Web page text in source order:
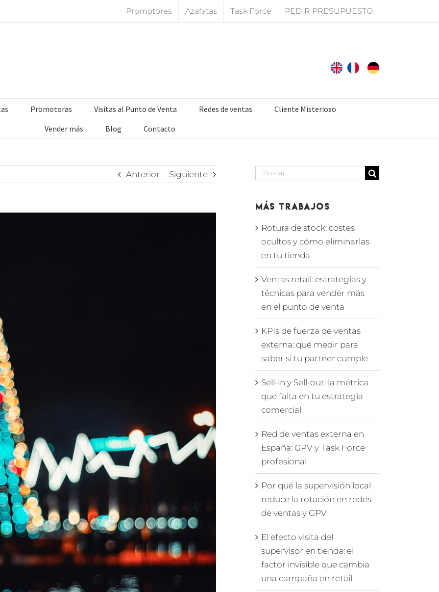
Promotores Azafatas Task Force PEDIR PRESUPUESTO
Promotoras Visitas al Punto de Venta Redes de ventas
Cliente Misterioso
Vender más
Blog Contacto
Anterior Siguiente Buscar:
Más Trabajos
Rotura de stock: costes
ocultos y cómo eliminarlas
en tu tienda
Ventas retail: estrategias y
técnicas para vender más
en el punto de venta
KPIs de fuerza de ventas
externa: qué medir para
saber si tu partner cumple
Sell-in y Sell-out: la métrica
que falta en tu estrategia
comercial
Red de ventas externa en
España: GPV y Task Force
profesional
Por qué la supervisión local
reduce la rotación en redes
de ventas y GPV
El efecto visita del
supervisor en tienda: el
factor invisible que cambia
una campaña en retail